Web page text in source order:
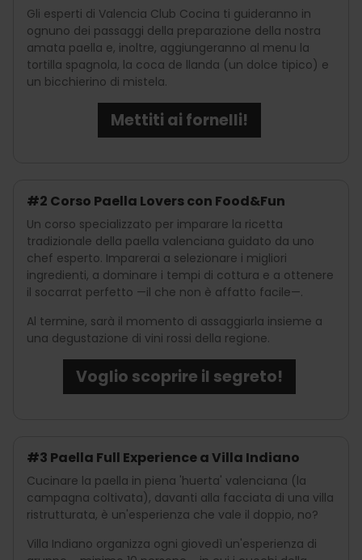
Gli esperti di Valencia Club Cocina ti guideranno in
ognuno dei passaggi della preparazione della nostra
amata paella e, inoltre, aggiungeranno al menu la
tortilla spagnola, la coca de llanda (un dolce tipico) e
un bicchierino di mistela.
Mettiti ai fornelli!
#2 Corso Paella Lovers con Food&Fun
Un corso specializzato per imparare la ricetta
tradizionale della paella valenciana guidato da uno
chef esperto. Imparerai a selezionare i migliori
ingredienti, a dominare i tempi di cottura e a ottenere
il socarrat perfetto —il che non è affatto facile—.
Al termine, sarà il momento di assaggiarla insieme a
una degustazione di vini rossi della regione.
Voglio scoprire il segreto!
#3 Paella Full Experience a Villa Indiano
Cucinare la paella in piena 'huerta' valenciana (la
campagna coltivata), davanti alla facciata di una villa
ristrutturata, è un'esperienza che vale il doppio, no?
Villa Indiano organizza ogni giovedì un'esperienza di